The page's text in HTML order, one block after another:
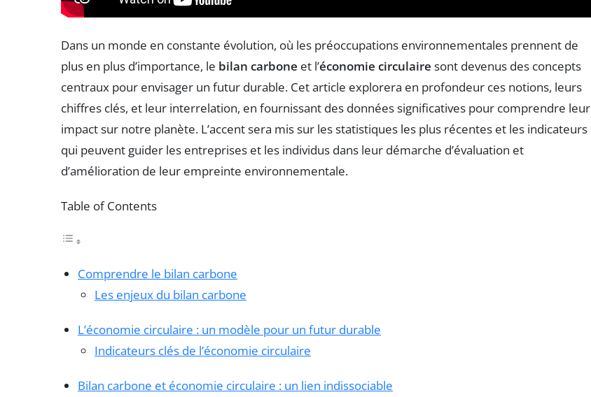
Dans un monde en constante évolution, où les préoccupations environnementales prennent de
plus en plus d’importance, le bilan carbone et l’économie circulaire sont devenus des concepts
centraux pour envisager un futur durable. Cet article explorera en profondeur ces notions, leurs
chiffres clés, et leur interrelation, en fournissant des données significatives pour comprendre leur
impact sur notre planète. L’accent sera mis sur les statistiques les plus récentes et les indicateurs
qui peuvent guider les entreprises et les individus dans leur démarche d’évaluation et
d’amélioration de leur empreinte environnementale.
Table of Contents
Comprendre le bilan carbone
Les enjeux du bilan carbone
L’économie circulaire : un modèle pour un futur durable
Indicateurs clés de l’économie circulaire
Bilan carbone et économie circulaire : un lien indissociable